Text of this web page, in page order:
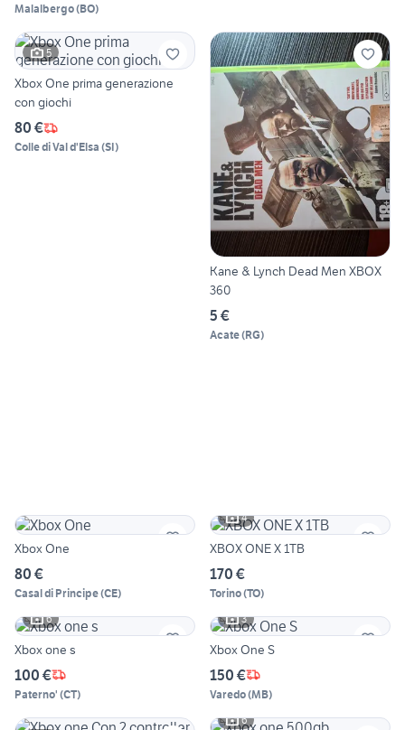
Malalbergo(BO)
5
Xbox One prima generazione
con giochi
80 €
Colle di Val d'Elsa (SI)
Kane & Lynch Dead Men XBOX
360
5 €
Acate(RG)
Xbox One
80 €
Casal di Principe(CE)
4
XBOX ONE X 1TB
170 €
Torino(TO)
6
Xbox one s
100 €
Paterno' (CT)
3
Xbox One S
150 €
Varedo(MB)
6